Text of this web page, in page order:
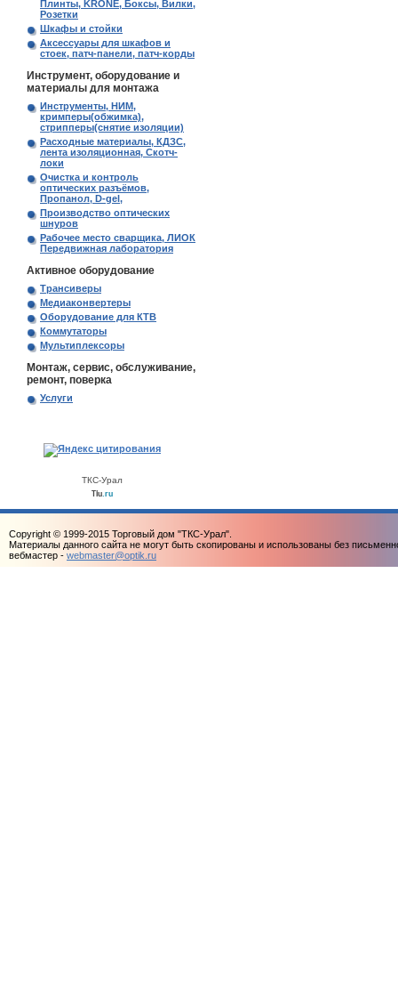
Плинты, KRONE, Боксы, Вилки,
Розетки
Шкафы и стойки
Аксессуары для шкафов и
стоек, патч-панели, патч-корды
Инструмент, оборудование и
материалы для монтажа
Инструменты, НИМ,
кримперы(обжимка),
стрипперы(снятие изоляции)
Расходные материалы, КДЗС,
лента изоляционная, Скотч-
локи
Очистка и контроль
оптических разъёмов,
Пропанол, D-gel,
Производство оптических
шнуров
Рабочее место сварщика, ЛИОК
Передвижная лаборатория
Активное оборудование
Трансиверы
Медиаконвертеры
Оборудование для КТВ
Коммутаторы
Мультиплексоры
Монтаж, сервис, обслуживание,
ремонт, поверка
Услуги
ТКС-Урал
Tiu.ru
Copyright © 1999-2015 Торговый дом "ТКС-Урал".
Материалы данного сайта не могут быть скопированы и использованы без
вебмастер - webmaster@optik.ru